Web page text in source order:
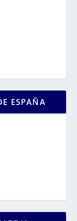
ESPAÑA